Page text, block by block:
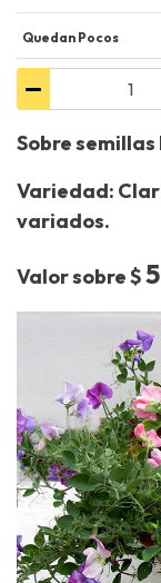
Quedan Pocos
Sobre
Variedad:
variados.
Valor sobre $